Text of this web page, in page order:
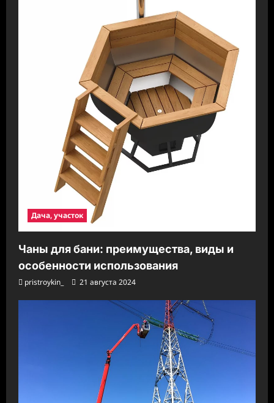
Дача, участок
Чаны для бани: преимущества, виды и
особенности использования
pristroykin_ 21 августа 2024